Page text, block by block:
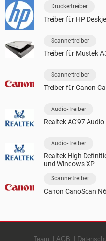
Druckertreiber
Treiber für HP
Scannertreiber
Treiber für Mustek
Scannertreiber
Treiber für Canon
Audio-Treiber
Realtek AC'97 Audio
Audio-Treiber
Realtek High
und Windows XP
Scannertreiber
Canon CanoScan
Team AGB